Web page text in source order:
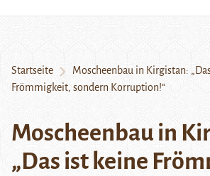
Startseite
Moscheenbau in Kirgistan:
Frömmigkeit, sondern Korruption!“
Moscheenbau in
„Das ist keine